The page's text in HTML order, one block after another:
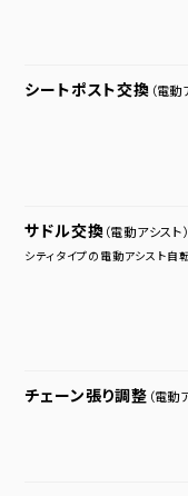
シートポスト交換 （電動
サドル交換 （電動アシスト）
シティタイプの電動アシスト自
チェーン張り調整 （電動